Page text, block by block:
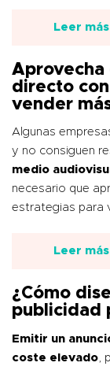
Leer más
directo
vender
Algunas
y no consiguen
medio
necesario que
estrategias para
Leer más
¿Cómo
publicidad
Emitir un
coste elevado,